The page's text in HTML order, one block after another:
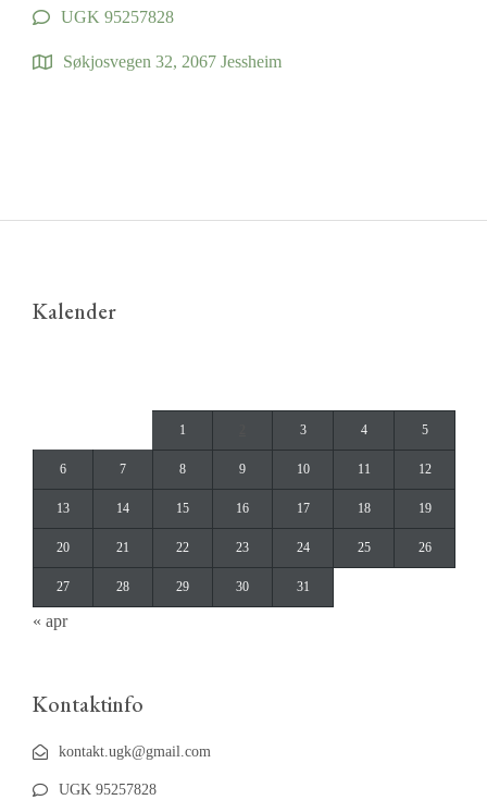
UGK 95257828
Søkjosvegen 32, 2067 Jessheim
Kalender
1 3 4 5
6 7 8 9 10 11 12
13 14 15 16 17 18 19
20 21 22 23 24 25 26
27 28 29 30 31
« apr
Kontaktinfo
kontakt.ugk@gmail.com
UGK 95257828